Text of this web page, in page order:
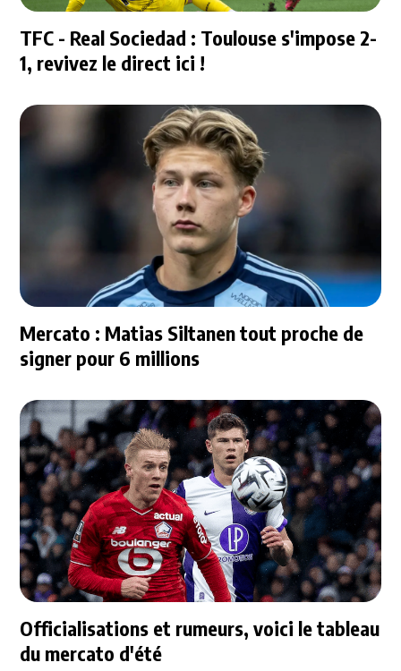
TFC - Real Sociedad : Toulouse s'impose 2-
1, revivez le direct ici !
Mercato : Matias Siltanen tout proche de
signer pour 6 millions
Officialisations et rumeurs, voici le tableau
du mercato d'été